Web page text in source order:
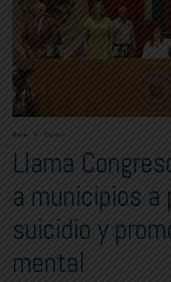
Home Estatal
Llama
a municipios a
suicidio y
mental